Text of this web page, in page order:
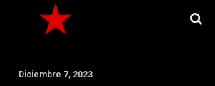
Diciembre 7, 2023